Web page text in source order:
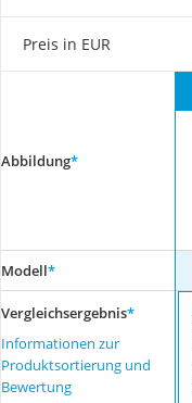
Preis in EUR
Abbildung*
Modell*
Vergleichsergebnis*
Informationen zur
Produktsortierung und
Bewertung